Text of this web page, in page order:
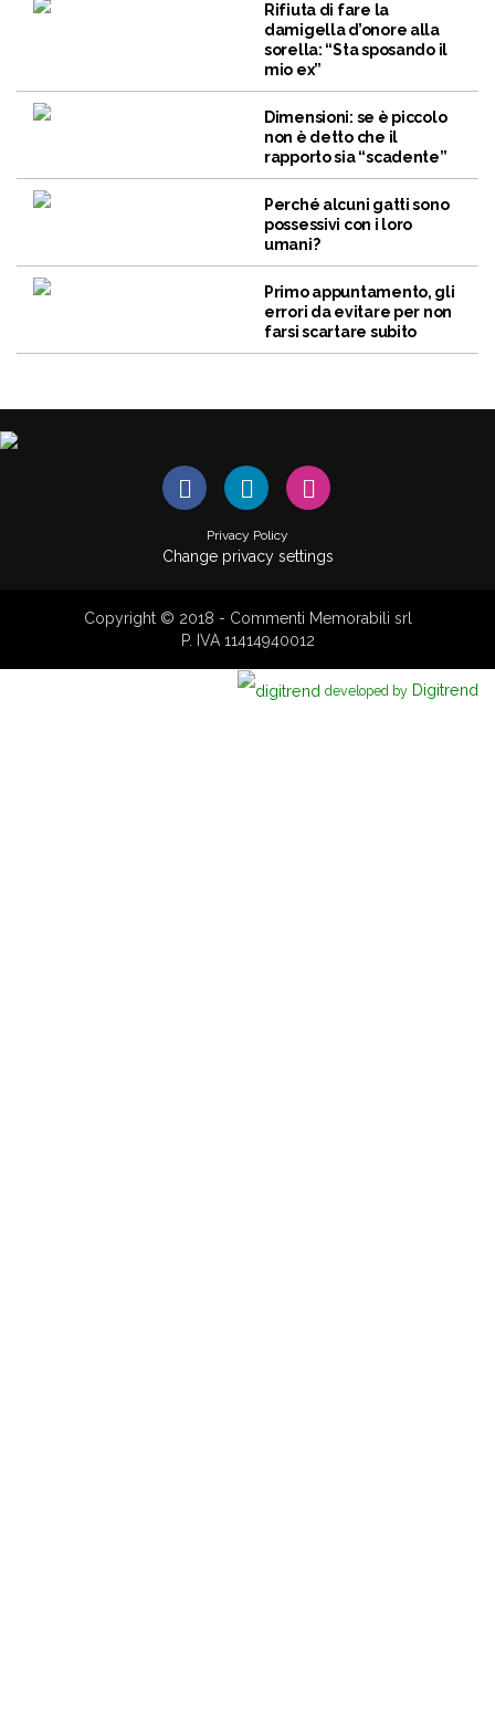
Rifiuta di fare la
damigella d’onore alla
sorella: “Sta sposando il
mio ex”
Dimensioni: se è piccolo
non è detto che il
rapporto sia “scadente”
Perché alcuni gatti sono
possessivi con i loro
umani?
Primo appuntamento, gli
errori da evitare per non
farsi scartare subito
Privacy Policy
Change privacy settings
Copyright © 2018 - Commenti Memorabili srl
P. IVA 11414940012
developed by Digitrend